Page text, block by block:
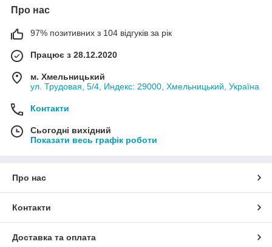
Про нас
97% позитивних з 104 відгуків за рік
Працює з 28.12.2020
м. Хмельницький
ул. Трудовая, 5/4, Индекс: 29000, Хмельницький, Україна
Контакти
Сьогодні вихідний
Показати весь графік роботи
Про нас
Контакти
Доставка та оплата